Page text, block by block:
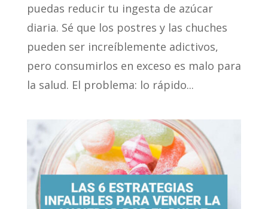
puedas reducir tu ingesta de azúcar
diaria. Sé que los postres y las chuches
pueden ser increíblemente adictivos,
pero consumirlos en exceso es malo para
la salud. El problema: lo rápido...